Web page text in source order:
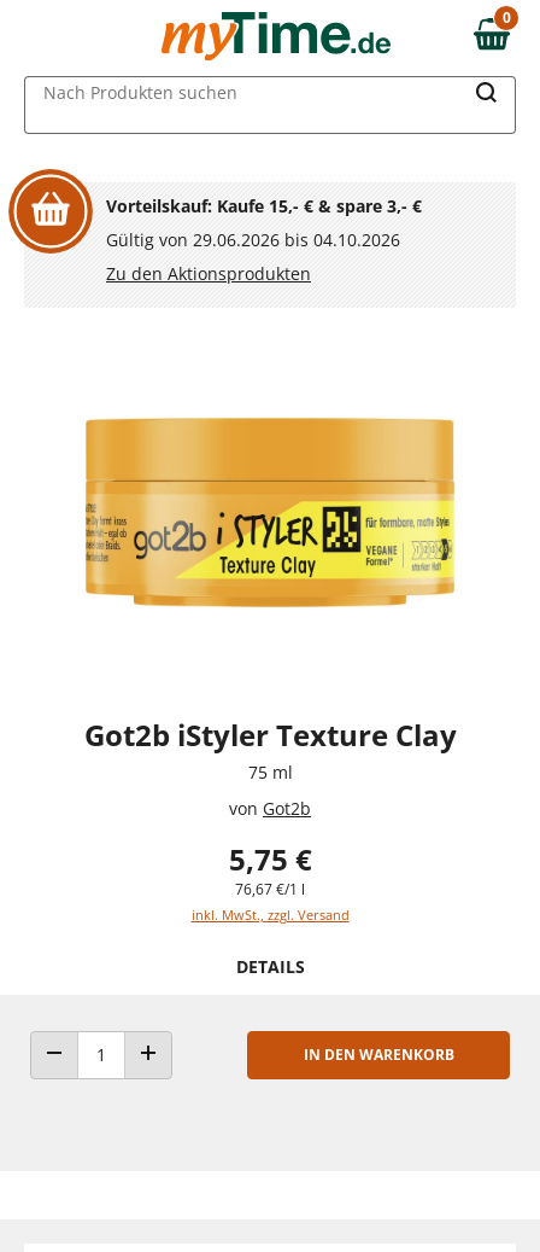
Zum Hauptinhalt springen
Zur Navigation springen
Zur Suche springen
0,00 €
0
Nach Produkten suchen
Vorteilskauf: Kaufe 15,- € & spare 3,- €
Gültig von 29.06.2026 bis 04.10.2026
Zu den Aktionsprodukten
Got2b iStyler Texture Clay
75 ml
von Got2b
5,75 €
76,67 €/1 l
inkl. MwSt., zzgl. Versand
DETAILS
ANZAHL VERRINGERNANZAHL ERHÖHEN
IN DEN WARENKORB